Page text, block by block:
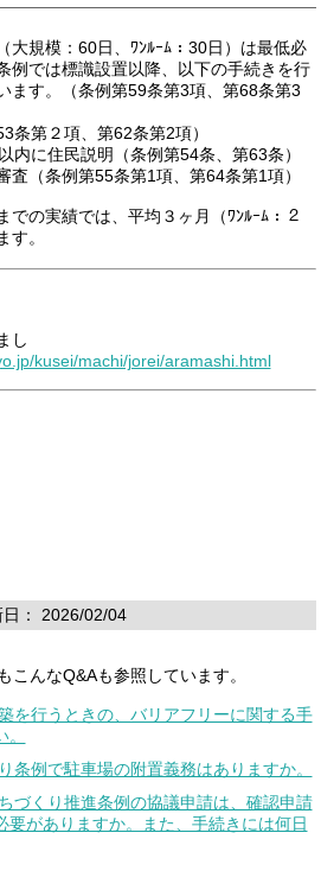
大規模：60日、ﾜﾝﾙｰﾑ：30日）は最低必
例では標識設置以降、以下の手続きを行
ます。（条例第59条第3項、第68条第3
条第２項、第62条第2項）
内に住民説明（条例第54条、第63条）
査（条例第55条第1項、第64条第1項）
での実績では、平均３ヶ月（ﾜﾝﾙｰﾑ：２
す。
し
kusei/machi/jorei/aramashi.html
日： 2026/02/04
こんなQ&Aも参照しています。
を行うときの、バリアフリーに関する手
条例で駐車場の附置義務はありますか。
づくり推進条例の協議申請は、確認申請
要がありますか。また、手続きには何日